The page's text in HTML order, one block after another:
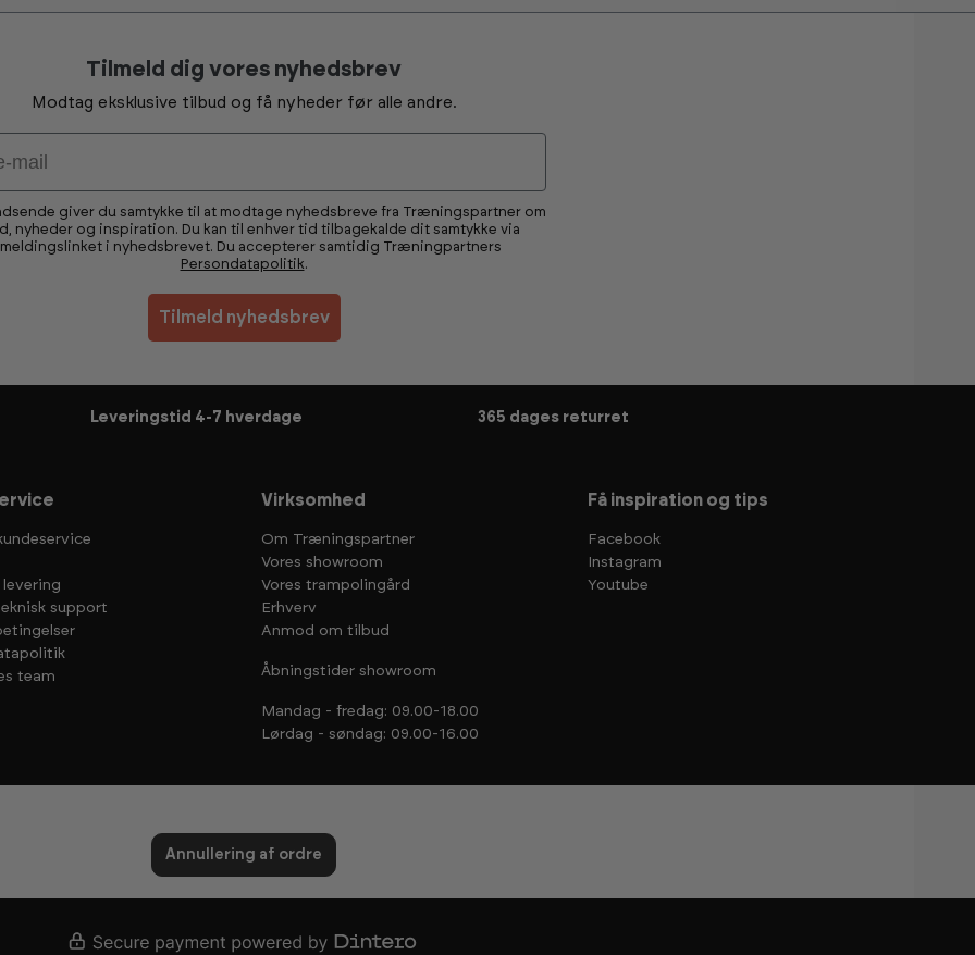
Tilmeld dig vores nyhedsbrev
Modtag eksklusive tilbud og få nyheder før alle andre.
giver du samtykke til at modtage nyhedsbreve fra Træningspartner om
nyheder og inspiration. Du kan til enhver tid tilbagekalde dit samtykke via
i nyhedsbrevet. Du accepterer samtidig Træningpartners
Persondatapolitik.
Tilmeld nyhedsbrev
Leveringstid 4-7 hverdage 365 dages returret
support
team
Virksomhed
Om Træningspartner
Vores showroom
Vores trampolingård
Erhverv
Anmod om tilbud
Åbningstider showroom
Mandag - fredag: 09.00-18.00
Lørdag - søndag: 09.00-16.00
Få inspiration og tips
Facebook
Instagram
Youtube
Annullering af ordre